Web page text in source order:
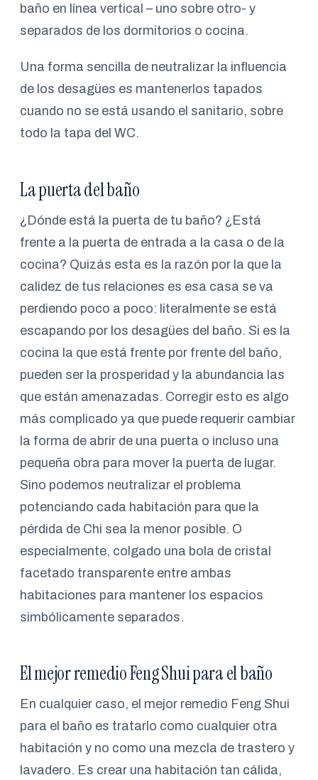
baño en línea vertical – uno sobre otro- y
separados de los dormitorios o cocina.
Una forma sencilla de neutralizar la influencia
de los desagües es mantenerlos tapados
cuando no se está usando el sanitario, sobre
todo la tapa del WC.
La puerta del baño
¿Dónde está la puerta de tu baño? ¿Está
frente a la puerta de entrada a la casa o de la
cocina? Quizás esta es la razón por la que la
calidez de tus relaciones es esa casa se va
perdiendo poco a poco: literalmente se está
escapando por los desagües del baño. Si es la
cocina la que está frente por frente del baño,
pueden ser la prosperidad y la abundancia las
que están amenazadas. Corregir esto es algo
más complicado ya que puede requerir cambiar
la forma de abrir de una puerta o incluso una
pequeña obra para mover la puerta de lugar.
Sino podemos neutralizar el problema
potenciando cada habitación para que la
pérdida de Chi sea la menor posible. O
especialmente, colgado una bola de cristal
facetado transparente entre ambas
habitaciones para mantener los espacios
simbólicamente separados.
El mejor remedio Feng Shui para el baño
En cualquier caso, el mejor remedio Feng Shui
para el baño es tratarlo como cualquier otra
habitación y no como una mezcla de trastero y
lavadero. Es crear una habitación tan cálida,